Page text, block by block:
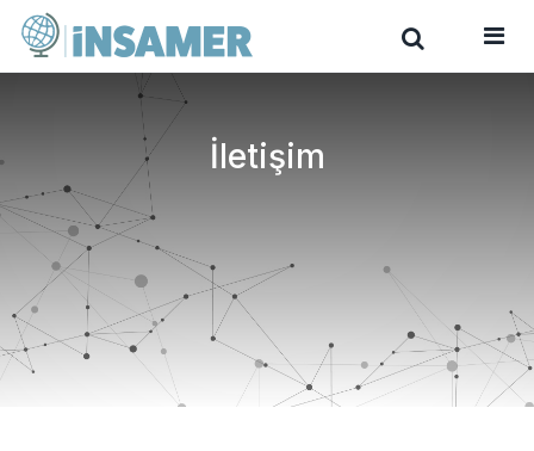
İletişim